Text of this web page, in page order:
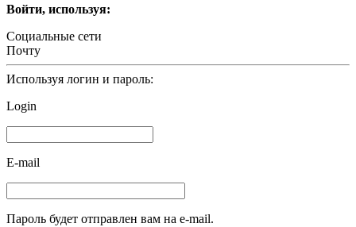
Войти, используя:
Социальные сети
Почту
Используя логин и пароль:
Login
E-mail
Пароль будет отправлен вам на e-mail.